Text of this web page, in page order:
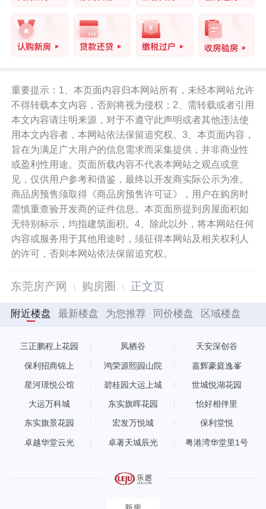
重要提示：1、本页面内容归本网站所有，未经本网站允许
不得转载本文内容，否则将视为侵权；2、需转载或者引用
本文内容请注明来源，对于不遵守此声明或者其他违法使
用本文内容者，本网站依法保留追究权。3、本页面内容，
旨在为满足广大用户的信息需求而采集提供，并非商业性
或盈利性用途。页面所载内容不代表本网站之观点或意
见，仅供用户参考和借鉴，最终以开发商实际公示为准。
商品房预售须取得《商品房预售许可证》，用户在购房时
需慎重查验开发商的证件信息。本页面所提到房屋面积如
无特别标示，均指建筑面积。4、除此以外，将本网站任何
内容或服务用于其他用途时，须征得本网站及相关权利人
的许可，否则本网站依法保留追究权。
东莞房产网 购房圈 正文页
附近楼盘 最新楼盘 为您推荐 同价楼盘 区域楼盘
三正鹏程上花园 凤栖谷 天安深创谷
保利招商锦上 鸿荣源熙园山院 嘉辉豪庭逸峯
星河璟悦公馆 碧桂园大运上城 世城悦湖花园
大运万科城 东实旗晖花园 怡好相伴里
东实旗景花园 宏发万悦城 保利堂悦
卓越华堂云光 卓著天城辰光 粤港湾华堂里1号